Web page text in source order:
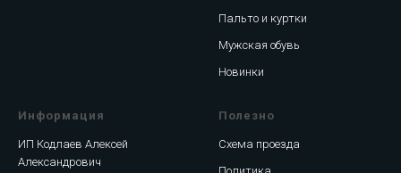
Пальто и куртки
Мужская обувь
Новинки
Информация
ИП Кодлаев Алексей
Александрович
Полезно
Схема проезда